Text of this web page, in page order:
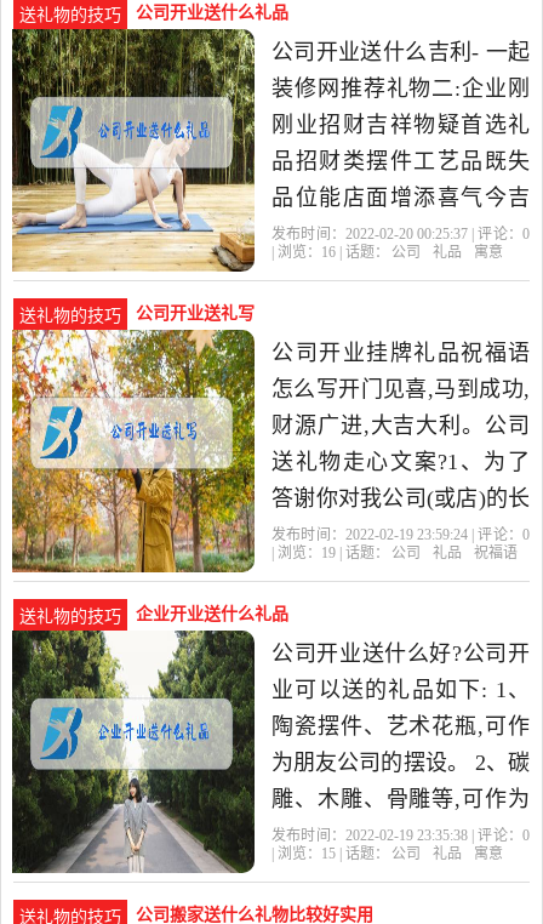
送礼物的技巧 公司开业送什么礼品
公司开业送什么吉利- 一起
装修网推荐礼物二:企业刚
刚业招财吉祥物疑首选礼
品招财类摆件工艺品既失
品位能店面增添喜气今吉
祥物百度搜索《慈元阁吉
发布时间：2022-02-20 00:25:37 | 评论： 0
| 浏览： 16 | 话题： 公司 礼品 寓意
送礼物的技巧 公司开业送礼写
公司开业挂牌礼品祝福语
怎么写开门见喜,马到成功,
财源广进,大吉大利。公司
送礼物走心文案?1、为了
答谢你对我公司(或店)的长
期厚爱,致此中秋节到来之
发布时间：2022-02-19 23:59:24 | 评论： 0
| 浏览： 19 | 话题： 公司 礼品 祝福语
送礼物的技巧 企业开业送什么礼品
公司开业送什么好?公司开
业可以送的礼品如下: 1、
陶瓷摆件、艺术花瓶,可作
为朋友公司的摆设。 2、碳
雕、木雕、骨雕等,可作为
新朋友公司的饰品。 3、壁
发布时间：2022-02-19 23:35:38 | 评论： 0
| 浏览： 15 | 话题： 公司 礼品 寓意
送礼物的技巧 公司搬家送什么礼物比较好实用